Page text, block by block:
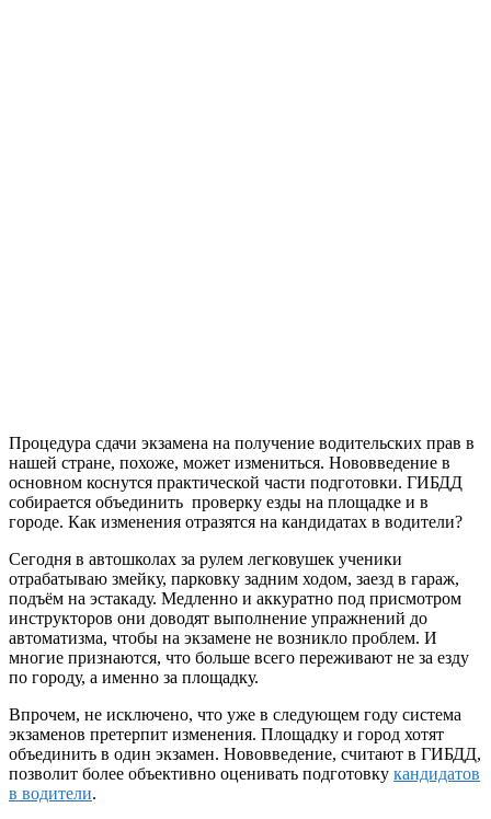
Процедура сдачи экзамена на получение водительских прав в
нашей стране, похоже, может измениться. Нововведение в
основном коснутся практической части подготовки. ГИБДД
собирается объединить проверку езды на площадке и в
городе. Как изменения отразятся на кандидатах в водители?
Сегодня в автошколах за рулем легковушек ученики
отрабатываю змейку, парковку задним ходом, заезд в гараж,
подъём на эстакаду. Медленно и аккуратно под присмотром
инструкторов они доводят выполнение упражнений до
автоматизма, чтобы на экзамене не возникло проблем. И
многие признаются, что больше всего переживают не за езду
по городу, а именно за площадку.
Впрочем, не исключено, что уже в следующем году система
экзаменов претерпит изменения. Площадку и город хотят
объединить в один экзамен. Нововведение, считают в ГИБДД,
позволит более объективно оценивать подготовку кандидатов
в водители.